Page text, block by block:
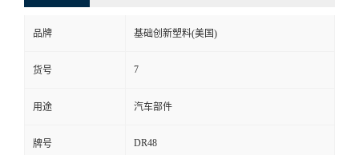
品牌 基础创新塑料(美国)
货号 7
用途 汽车部件
牌号 DR48